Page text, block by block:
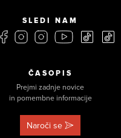
SLEDI NAM
ČASOPIS
Prejmi zadnje novice
in pomembne informacije
Naroči se